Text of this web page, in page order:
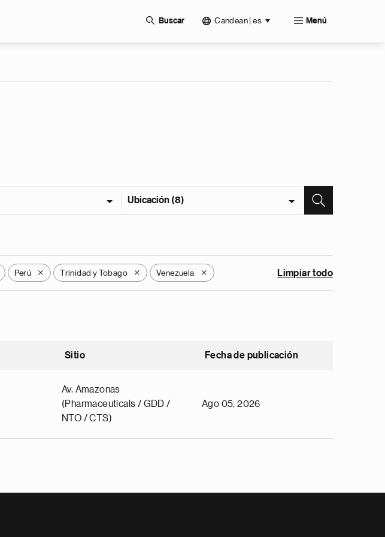
Buscar Candean | es Menú
Ubicación (8)
Perú X Trinidad y Tobago X Venezuela X Limpiar todo
Sitio Fecha de publicación
Av. Amazonas
(Pharmaceuticals / GDD /
NTO / CTS)
Ago 05, 2026